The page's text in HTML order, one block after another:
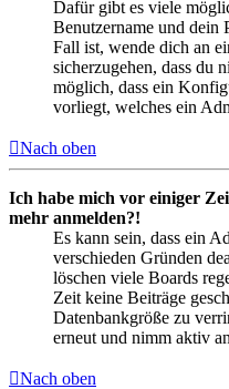
Dafür gibt es viele
Benutzername und dein
Fall ist, wende dich an
sicherzugehen, dass du
möglich, dass ein
vorliegt, welches ein
Nach oben
Ich habe mich vor einiger
mehr anmelden?!
Es kann sein, dass ein
verschieden Gründen
löschen viele Boards
Zeit keine Beiträge
Datenbankgröße zu
erneut und nimm aktiv
Nach oben